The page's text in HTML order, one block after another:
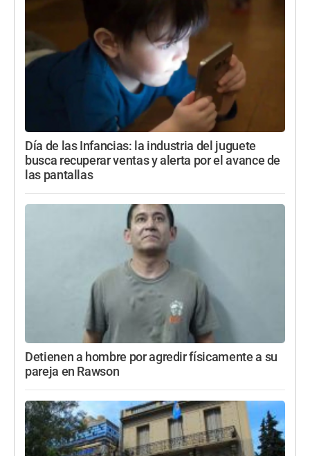
Día de las Infancias: la industria del juguete
busca recuperar ventas y alerta por el avance de
las pantallas
Detienen a hombre por agredir físicamente a su
pareja en Rawson